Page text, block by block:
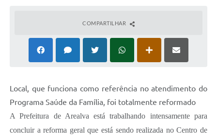
COMPARTILHAR
Local, que funciona como referência no atendimento do
Programa Saúde da Família, foi totalmente reformado
A Prefeitura de Arealva está trabalhando intensamente para
concluir a reforma geral que está sendo realizada no Centro de